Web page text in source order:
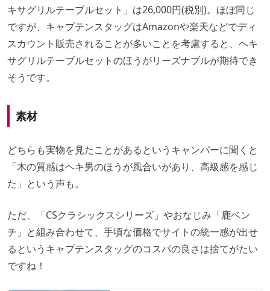
キサグリルテーブルセット」は26,000円(税別)。ほぼ同じ
ですが、キャプテンスタッグはAmazonや楽天などでディ
スカウント販売されることが多いことを考慮すると、ヘキ
サグリルテーブルセットのほうがリーズナブルが期待でき
そうです。
素材
どちらも実物を見たことがあるというキャンパーに聞くと
「木の質感はヘキ男のほうが風合いがあり、高級感を感じ
た」という声も。
ただ、「CSクラシックスシリーズ」やおなじみ「鹿ベン
チ」と組み合わせて、手頃な価格でサイトの統一感が出せ
るというキャプテンスタッグのコスパの良さは捨てがたい
ですね！